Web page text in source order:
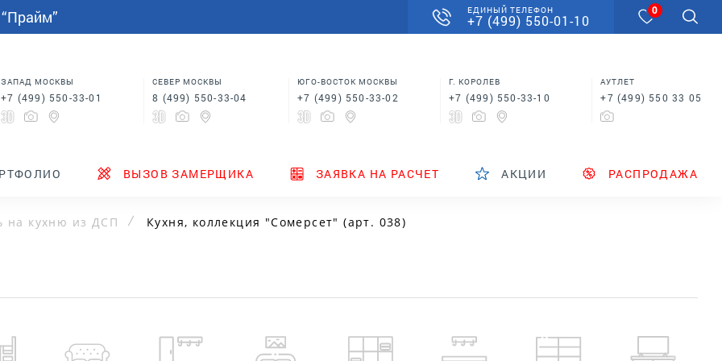
ЕДИНЫЙ ТЕЛЕФОН
+7 (499) 550-01-10
0
ЗАПАД МОСКВЫ
+7 (499) 550-33-01
СЕВЕР МОСКВЫ
8 (499) 550-33-04
ЮГО-ВОСТОК МОСКВЫ
+7 (499) 550-33-02
Г. КОРОЛЕВ
+7 (499) 550-33-10
АУТЛЕТ
+7 (499) 550 33 05
ВЫЗОВ ЗАМЕРЩИКА ЗАЯВКА НА РАСЧЕТ АКЦИИ РАСПРОДАЖА
Шкафы купе в спальню
ТЕНДЕРЫ НОВИНКИ
Кровати для спальни
Столы
на кухню из ДСП Кухня, коллекция "Сомерсет" (арт. 038)